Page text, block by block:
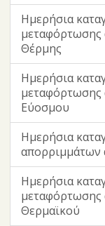
Ημερήσια
Θέρμης
Ημερήσια
Εύοσμου
Ημερήσια
απορριμμάτων
Ημερήσια
Θερμαϊκού